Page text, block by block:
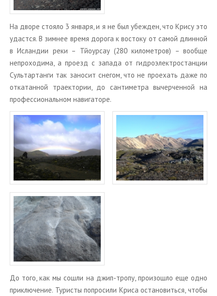
На дворе сто­я­ло 3 ян­ва­ря, и я не был убеж­ден, что Крису это
удаст­ся. В зим­нее время до­ро­га к во­сто­ку от самой длин­ной
в Ис­лан­дии реки – Тй­о­ур­сау (280 ки­ло­мет­ров) – во­об­ще
непро­хо­ди­ма, а про­езд с за­па­да от гид­ро­элек­тро­стан­ции
Суль­тар­тан­ги так за­но­сит сне­гом, что не про­ехать даже по
от­ка­тан­ной тра­ек­то­рии, до сан­ти­мет­ра вы­чер­чен­ной на
про­фес­си­о­наль­ном на­ви­га­то­ре.
До того, как мы сошли на джип-тропу, про­изо­шло еще одно
при­клю­че­ние. Ту­ри­сты по­про­си­ли Криса оста­но­вить­ся, чтобы